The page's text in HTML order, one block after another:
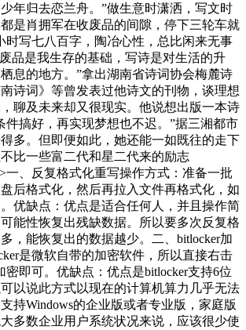
年归去恋兰舟。”做生意时潇洒，写文时
是肖拥军在收废品的间隙，停下三轮车就
时写七八百字，陶冶心性，总比闲来无事
是我生存的基础，写诗是对生活的升
息的地方。”拿出湖南省诗词协会梅麓诗
诗词》等曾发表过他诗文的刊物，谈理想
聊及未来却又很现实。他说想出版一本诗
件搞好，再实现梦想也不迟。”据三湘都市
多。但即便如此，她还能一如既往的走下
比一些富二代和星二代来的励志
>一、反复格式化重写操作方式：准备一批
后格式化，然后再拉入文件再格式化，如
优缺点：优点是适合任何人，并且操作简
能性恢复出残缺数据。所以要多次反复格
，能恢复出的数据越少。二、bitlocker加
是微软自带的加密软件，所以直接右击
密即可。优缺点：优点是bitlocker支持6位
以说此方式以现在的计算机算力几乎无法
持Windows的企业版或者专业版，家庭版
多数企业用户系统状况来说，应该很少使